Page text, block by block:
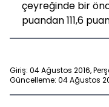
çeyreğinde bir
puandan 111,6
Giriş: 04 Ağustos 2016,
Güncelleme: 04 Ağustos